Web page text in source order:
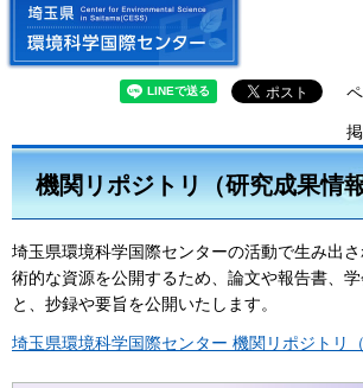
埼玉県 環境科学国際センター
機関リポジトリ（研究成果情
埼玉県環境科学国際センターの活動で生み出
術的な資源を公開するため、論文や報告書、
と、抄録や要旨を公開いたします。
埼玉県環境科学国際センター 機関リポジトリ